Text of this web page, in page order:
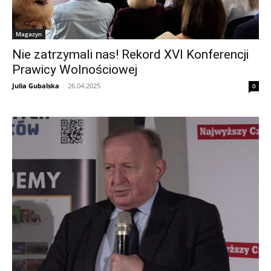
Magazyn
Nie zatrzymali nas! Rekord XVI Konferencji
Prawicy Wolnościowej
Julia Gubalska - 26.04.2025 0